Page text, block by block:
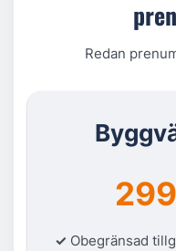
Redan
✓ Obegränsad